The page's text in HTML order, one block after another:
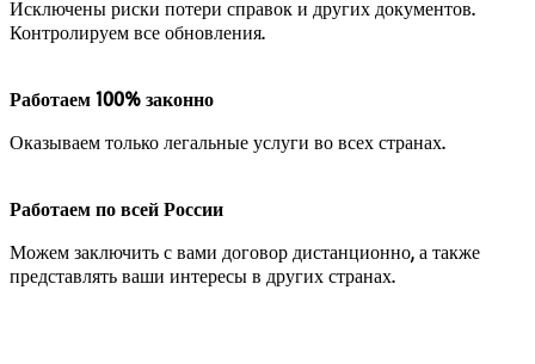
Исключены риски потери справок и других документов.
Контролируем все обновления.
Работаем 100% законно
Оказываем только легальные услуги во всех странах.
Работаем по всей России
Можем заключить с вами договор дистанционно, а также
представлять ваши интересы в других странах.